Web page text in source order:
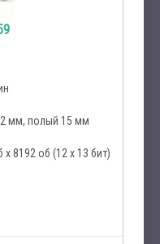
мм, полый 15 мм
8192 об (12 x 13 бит)